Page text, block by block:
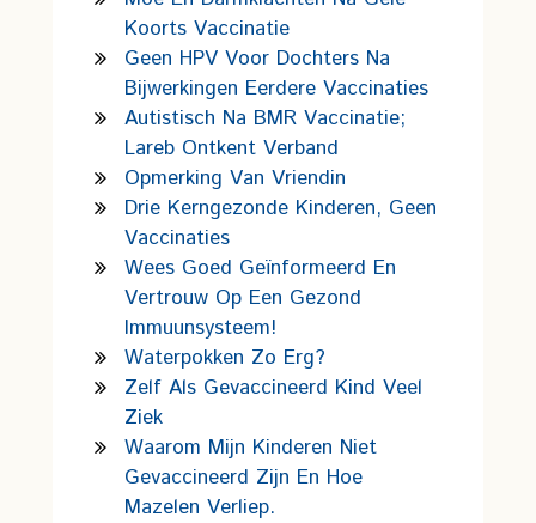
Koorts Vaccinatie
Geen HPV Voor Dochters Na
Bijwerkingen Eerdere Vaccinaties
Autistisch Na BMR Vaccinatie;
Lareb Ontkent Verband
Opmerking Van Vriendin
Drie Kerngezonde Kinderen, Geen
Vaccinaties
Wees Goed Geïnformeerd En
Vertrouw Op Een Gezond
Immuunsysteem!
Waterpokken Zo Erg?
Zelf Als Gevaccineerd Kind Veel
Ziek
Waarom Mijn Kinderen Niet
Gevaccineerd Zijn En Hoe
Mazelen Verliep.